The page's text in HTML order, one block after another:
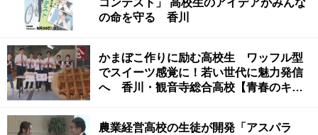
コンテスト」 高校生のアイデアがみんな
の命を守る 香川
かまぼこ作りに励む高校生 ワッフル型
でスイーツ感覚に！若い世代に魅力発信
へ 香川・観音寺総合高校【青春のキセ
農業経営高校の生徒が開発「アスパラ